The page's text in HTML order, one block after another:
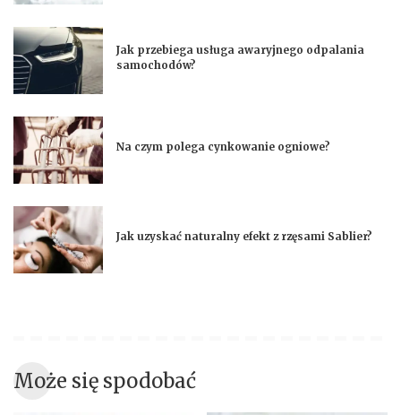
Jak przebiega usługa awaryjnego odpalania
samochodów?
Na czym polega cynkowanie ogniowe?
Jak uzyskać naturalny efekt z rzęsami Sablier?
Może się spodobać